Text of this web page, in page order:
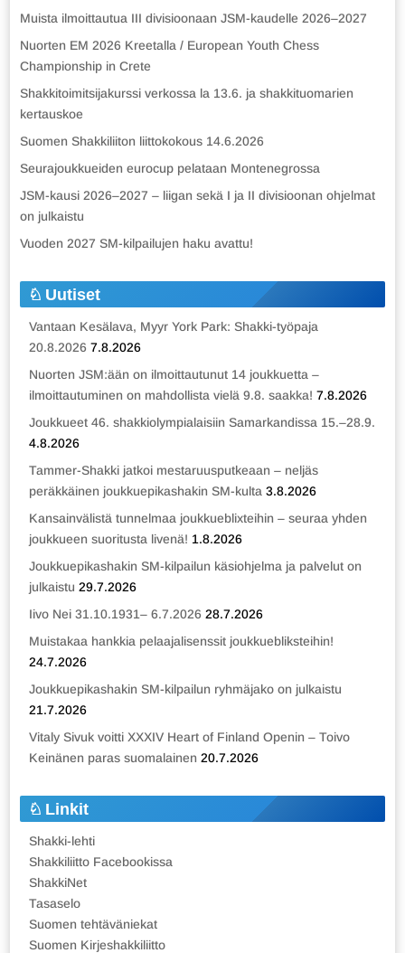
Muista ilmoittautua III divisioonaan JSM-kaudelle 2026–2027
Nuorten EM 2026 Kreetalla / European Youth Chess
Championship in Crete
Shakkitoimitsijakurssi verkossa la 13.6. ja shakkituomarien
kertauskoe
Suomen Shakkiliiton liittokokous 14.6.2026
Seurajoukkueiden eurocup pelataan Montenegrossa
JSM-kausi 2026–2027 – liigan sekä I ja II divisioonan ohjelmat
on julkaistu
Vuoden 2027 SM-kilpailujen haku avattu!
Uutiset
Vantaan Kesälava, Myyr York Park: Shakki-työpaja
20.8.2026 7.8.2026
Nuorten JSM:ään on ilmoittautunut 14 joukkuetta –
ilmoittautuminen on mahdollista vielä 9.8. saakka! 7.8.2026
Joukkueet 46. shakkiolympialaisiin Samarkandissa 15.–28.9.
4.8.2026
Tammer-Shakki jatkoi mestaruusputkeaan – neljäs
peräkkäinen joukkuepikashakin SM-kulta 3.8.2026
Kansainvälistä tunnelmaa joukkueblixteihin – seuraa yhden
joukkueen suoritusta livenä! 1.8.2026
Joukkuepikashakin SM-kilpailun käsiohjelma ja palvelut on
julkaistu 29.7.2026
Iivo Nei 31.10.1931– 6.7.2026 28.7.2026
Muistakaa hankkia pelaajalisenssit joukkuebliksteihin!
24.7.2026
Joukkuepikashakin SM-kilpailun ryhmäjako on julkaistu
21.7.2026
Vitaly Sivuk voitti XXXIV Heart of Finland Openin – Toivo
Keinänen paras suomalainen 20.7.2026
Linkit
Shakki-lehti
Shakkiliitto Facebookissa
ShakkiNet
Tasaselo
Suomen tehtäväniekat
Suomen Kirjeshakkiliitto